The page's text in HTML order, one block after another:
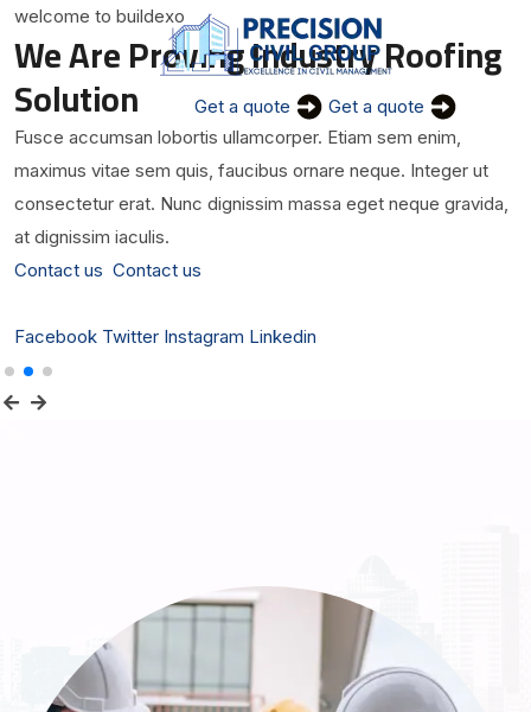
Get a quote Get a quote
welcome to buildexo
We Are Proving Industry Roofing
Solution
Fusce accumsan lobortis ullamcorper. Etiam sem enim,
maximus vitae sem quis, faucibus ornare neque. Integer ut
consectetur erat. Nunc dignissim massa eget neque gravida,
at dignissim iaculis.
Contact us Contact us
Facebook Twitter Instagram Linkedin